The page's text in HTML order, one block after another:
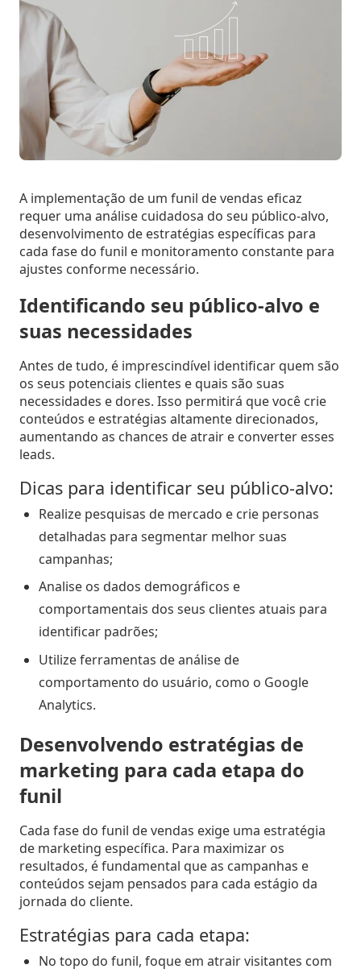
A implementação de um funil de vendas eficaz
requer uma análise cuidadosa do seu público-alvo,
desenvolvimento de estratégias específicas para
cada fase do funil e monitoramento constante para
ajustes conforme necessário.
Identificando seu público-alvo e
suas necessidades
Antes de tudo, é imprescindível identificar quem são
os seus potenciais clientes e quais são suas
necessidades e dores. Isso permitirá que você crie
conteúdos e estratégias altamente direcionados,
aumentando as chances de atrair e converter esses
leads.
Dicas para identificar seu público-alvo:
Realize pesquisas de mercado e crie personas
detalhadas para segmentar melhor suas
campanhas;
Analise os dados demográficos e
comportamentais dos seus clientes atuais para
identificar padrões;
Utilize ferramentas de análise de
comportamento do usuário, como o Google
Analytics.
Desenvolvendo estratégias de
marketing para cada etapa do
funil
Cada fase do funil de vendas exige uma estratégia
de marketing específica. Para maximizar os
resultados, é fundamental que as campanhas e
conteúdos sejam pensados para cada estágio da
jornada do cliente.
Estratégias para cada etapa:
No topo do funil, foque em atrair visitantes com